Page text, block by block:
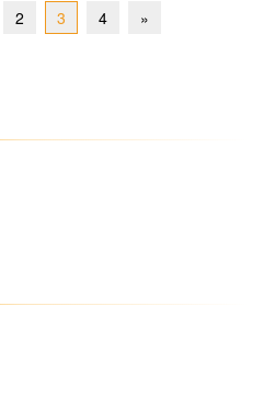
2 3 4
Next
»